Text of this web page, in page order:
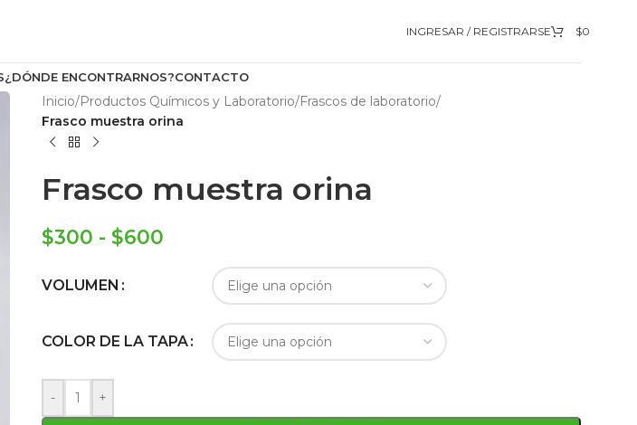
INGRESAR / REGISTRARSE $0
¿DÓNDE ENCONTRARNOS?CONTACTO
Inicio/Productos Químicos y Laboratorio/Frascos de laboratorio/
Frasco muestra orina
Frasco muestra orina
$300 - $600
VOLUMEN
COLOR DE LA TAPA
- +